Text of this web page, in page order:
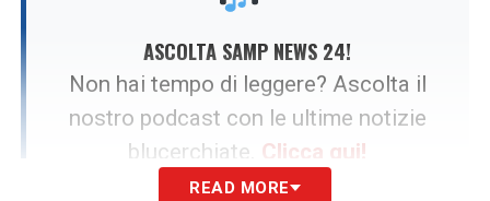
ASCOLTA SAMP NEWS 24!
Non hai tempo di leggere? Ascolta il
nostro podcast con le ultime notizie
blucerchiate. Clicca qui!
READ MORE